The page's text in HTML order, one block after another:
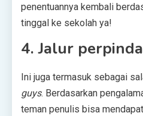
penentuannya kembali
tinggal ke sekolah ya!
4. Jalur
Ini juga termasuk sebagai
guys. Berdasarkan
teman penulis bisa